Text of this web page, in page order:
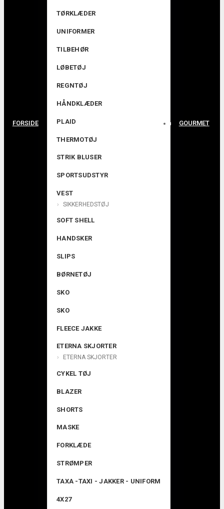
FORSIDE
TØRKLÆDER
UNIFORMER
TILBEHØR
LØBETØJ
REGNTØJ
HÅNDKLÆDER
PLAID
THERMOTØJ
STRIK BLUSER
SPORTSUDSTYR
VEST
SIKKERHEDSTØJ
SOFT SHELL
HANDSKER
SLIPS
BØRNETØJ
SKO
SKO
FLEECE JAKKE
ETERNA SKJORTER
ETERNA SKJORTER
CYKEL TØJ
BLAZER
SHORTS
MASKE
FORKLÆDE
STRØMPER
TAXA -TAXI - JAKKER - UNIFORM
4X27
GOURMET